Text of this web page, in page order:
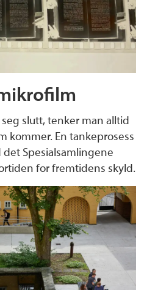
slutt, tenker man alltid
kommer. En tankeprosess
Spesialsamlingene
for fremtidens skyld.